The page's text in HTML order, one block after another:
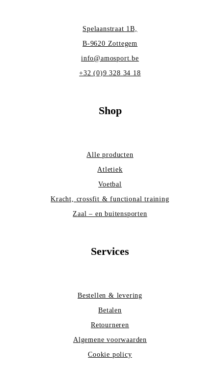
Spelaanstraat 1B,
B-9620 Zottegem
info@amosport.be
+32 (0)9 328 34 18
Shop
Alle producten
Atletiek
Voetbal
Kracht, crossfit & functional training
Zaal – en buitensporten
Services
Bestellen & levering
Betalen
Retourneren
Algemene voorwaarden
Cookie policy